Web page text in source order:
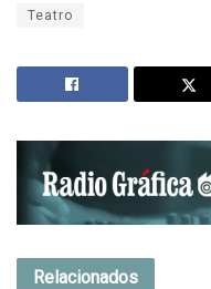
Teatro
Relacionados